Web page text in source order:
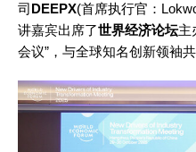
司DEEPX(首席执行官：
讲嘉宾出席了世界经济论坛主
会议”，与全球知名创新领袖